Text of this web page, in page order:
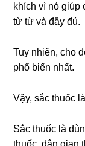
khích vì nó giúp
từ từ và đầy đủ.
Tuy nhiên, cho
phổ biến nhất.
Vậy, sắc thuốc
Sắc thuốc là
thuốc, dân gian